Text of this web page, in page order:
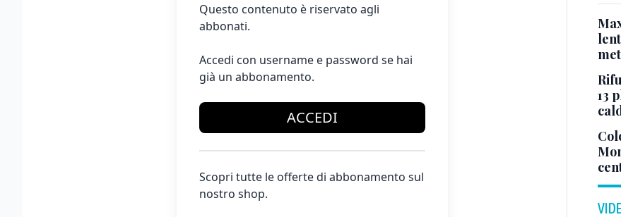
Questo contenuto è riservato agli
abbonati.
Accedi con username e password se hai
già un abbonamento.
ACCEDI
Scopri tutte le offerte di abbonamento sul
nostro shop.
13